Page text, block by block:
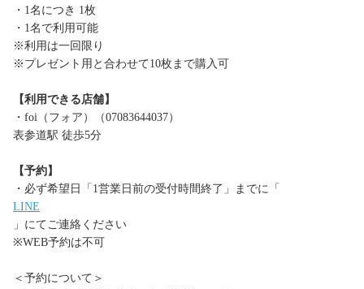
・1名につき 1枚
・1名で利用可能
※利用は一回限り
※プレゼント用と合わせて10枚まで購入可
【利用できる店舗】
・foi（フォア）（07083644037）
表参道駅 徒歩5分
【予約】
・必ず希望日「1営業日前の受付時間終了」までに「
LINE
」にてご連絡ください
※WEB予約は不可
＜予約について＞